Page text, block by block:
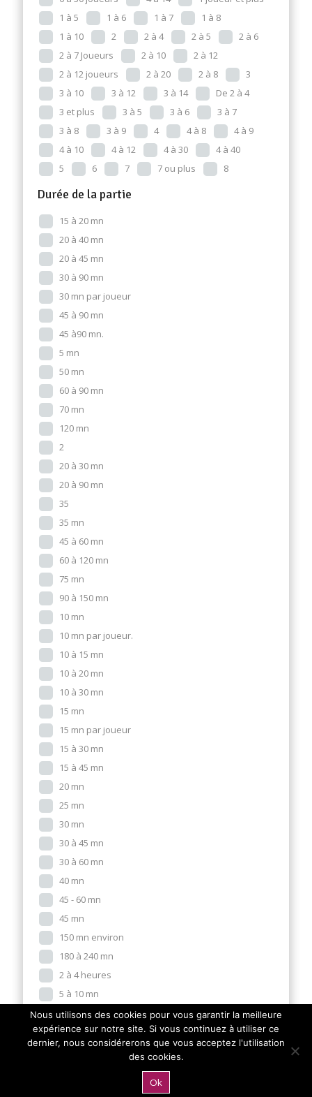
1 à 5
1 à 6 1 à 7
1 à 8
1 à 10
2 2 à 4 2 à 5
2 à 6
2 à 7 Joueurs
2 à 10
2 à 12
2 à 12 joueurs
2 à 20 2 à 8
3
3 à 10
3 à 12 3 à 14
De 2 à 4
3 et plus
3 à 5 3 à 6
3 à 7
3 à 8
3 à 9 4 4 à 8
4 à 9
4 à 10
4 à 12 4 à 30
4 à 40
5
6 7 7 ou plus 8
Durée de la partie
15 à 20 mn
20 à 40 mn
20 à 45 mn
30 à 90 mn
30 mn par joueur
45 à 90 mn
45 à90 mn.
5 mn
50 mn
60 à 90 mn
70 mn
120 mn
2
20 à 30 mn
20 à 90 mn
35
35 mn
45 à 60 mn
60 à 120 mn
75 mn
90 à 150 mn
10 mn
10 mn par joueur.
10 à 15 mn
10 à 20 mn
10 à 30 mn
15 mn
15 mn par joueur
15 à 30 mn
15 à 45 mn
20 mn
25 mn
30 mn
30 à 45 mn
30 à 60 mn
40 mn
45 - 60 mn
45 mn
150 mn environ
180 à 240 mn
2 à 4 heures
5 à 10 mn
60 mn
60 mn à 2 h
90 mn
Nous utilisons des cookies pour vous garantir la meilleure
expérience sur notre site. Si vous continuez à utiliser ce
dernier, nous considérerons que vous acceptez l'utilisation
des cookies.
Ok